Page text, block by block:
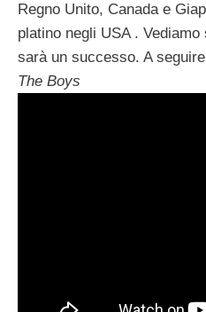
Regno Unito, Canada e
platino negli USA .
sarà un successo. A
The Boys